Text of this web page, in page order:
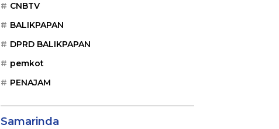
CNBTV
BALIKPAPAN
DPRD BALIKPAPAN
pemkot
PENAJAM
Samarinda